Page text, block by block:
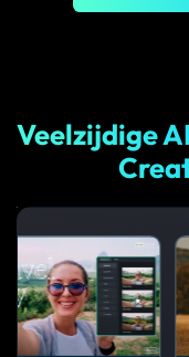
Veelzijdige